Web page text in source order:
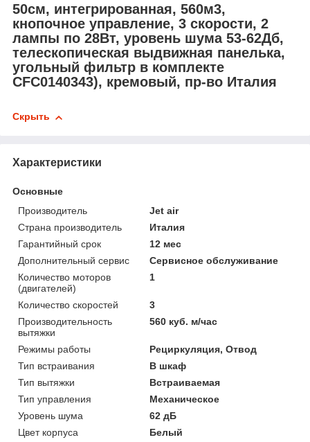
50см, интегрированная, 560м3,
кнопочное управление, 3 скорости, 2
лампы по 28Вт, уровень шума 53-62Дб,
телескопическая выдвижная панелька,
угольный фильтр в комплекте
CFC0140343), кремовый, пр-во Италия
Скрыть
Характеристики
Основные
Производитель
Jet air
Страна производитель
Италия
Гарантийный срок
12 мес
Дополнительный сервис
Сервисное обслуживание
Количество моторов
(двигателей)
1
Количество скоростей
3
Производительность
вытяжки
560 куб. м/час
Режимы работы
Рециркуляция, Отвод
Тип встраивания
В шкаф
Тип вытяжки
Встраиваемая
Тип управления
Механическое
Уровень шума
62 дБ
Цвет корпуса
Белый